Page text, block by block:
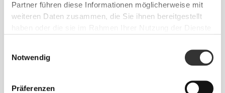
Partner führen diese Informationen möglicherweise mit
weiteren Daten zusammen, die Sie ihnen bereitgestellt
Notwendig
Präferenzen
Unsere Kleidung fördert Kompression und